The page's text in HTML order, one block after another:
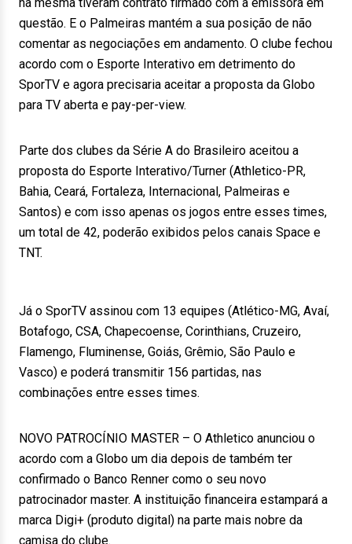
questão. E o Palmeiras mantém a sua posição de não
comentar as negociações em andamento. O clube fechou
acordo com o Esporte Interativo em detrimento do
SporTV e agora precisaria aceitar a proposta da Globo
para TV aberta e pay-per-view.
Parte dos clubes da Série A do Brasileiro aceitou a
proposta do Esporte Interativo/Turner (Athletico-PR,
Bahia, Ceará, Fortaleza, Internacional, Palmeiras e
Santos) e com isso apenas os jogos entre esses times,
um total de 42, poderão exibidos pelos canais Space e
TNT.
Já o SporTV assinou com 13 equipes (Atlético-MG, Avaí,
Botafogo, CSA, Chapecoense, Corinthians, Cruzeiro,
Flamengo, Fluminense, Goiás, Grêmio, São Paulo e
Vasco) e poderá transmitir 156 partidas, nas
combinações entre esses times.
NOVO PATROCÍNIO MASTER – O Athletico anunciou o
acordo com a Globo um dia depois de também ter
confirmado o Banco Renner como o seu novo
patrocinador master. A instituição financeira estampará a
marca Digi+ (produto digital) na parte mais nobre da
camisa do clube.